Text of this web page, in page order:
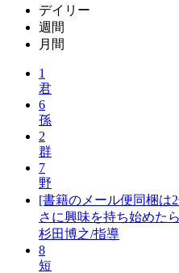
デイリー
週間
月間
1
君
6
孫
2
群
7
野
[書籍のメール便同梱は
さに興味を持ち始めた
杉田博之/指導
8
短